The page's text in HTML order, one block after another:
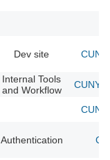
Dev site
Internal Tools
and Workflow
CUNY
Authentication